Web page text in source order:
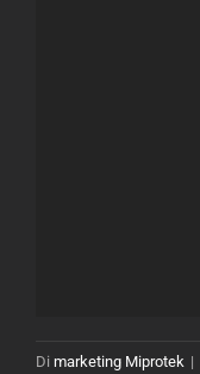
Di marketing Miprotek |